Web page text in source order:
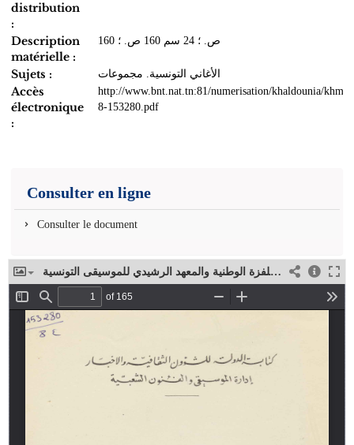
distribution
:
Description
matérielle :
160 ص. ؛ 24 سم 160 ص. ؛
Sujets : الأغاني التونسية. مجموعات
Accès
électronique
:
http://www.bnt.nat.tn:81/numerisation/khaldounia/
8-153280.pdf
Consulter en ligne
Consulter le document
أغاني أحمد خير الدين من الإذاعة والتلفزة الوطنية والمعهد الرشيدي للموسيقى التونسية